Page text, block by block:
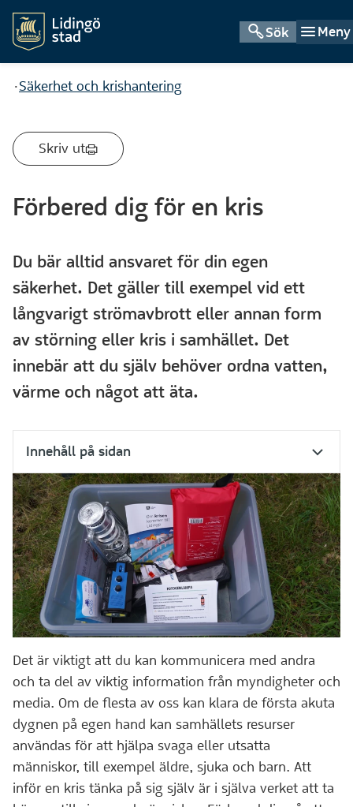
Sök Meny
Du är här:
Säkerhet och krishantering
Skriv ut
Förbered dig för en kris
Du bär alltid ansvaret för din egen
säkerhet. Det gäller till exempel vid ett
långvarigt strömavbrott eller annan form
av störning eller kris i samhället. Det
innebär att du själv behöver ordna vatten,
värme och något att äta.
Innehåll på sidan
Det är viktigt att du kan kommunicera med andra
och ta del av viktig information från myndigheter och
media. Om de flesta av oss kan klara de första akuta
dygnen på egen hand kan samhällets resurser
användas för att hjälpa svaga eller utsatta
människor, till exempel äldre, sjuka och barn. Att
inför en kris tänka på sig själv är i själva verket att ta